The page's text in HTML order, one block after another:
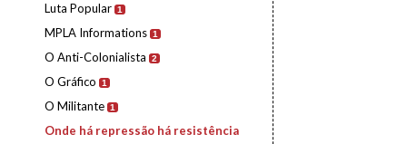
Luta Popular 1
MPLA Informations 1
O Anti-Colonialista 2
O Gráfico 1
O Militante 1
Onde há repressão há resistência